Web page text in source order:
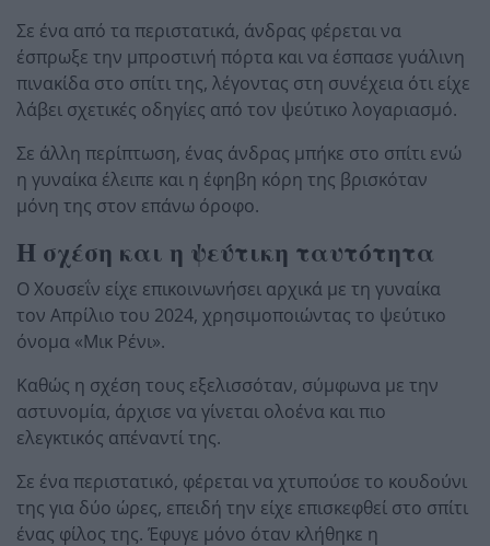
Σε ένα από τα περιστατικά, άνδρας φέρεται να
έσπρωξε την μπροστινή πόρτα και να έσπασε γυάλινη
πινακίδα στο σπίτι της, λέγοντας στη συνέχεια ότι είχε
λάβει σχετικές οδηγίες από τον ψεύτικο λογαριασμό.
Σε άλλη περίπτωση, ένας άνδρας μπήκε στο σπίτι ενώ
η γυναίκα έλειπε και η έφηβη κόρη της βρισκόταν
μόνη της στον επάνω όροφο.
Η σχέση και η ψεύτικη ταυτότητα
Ο Χουσεΐν είχε επικοινωνήσει αρχικά με τη γυναίκα
τον Απρίλιο του 2024, χρησιμοποιώντας το ψεύτικο
όνομα «Μικ Ρένι».
Καθώς η σχέση τους εξελισσόταν, σύμφωνα με την
αστυνομία, άρχισε να γίνεται ολοένα και πιο
ελεγκτικός απέναντί της.
Σε ένα περιστατικό, φέρεται να χτυπούσε το κουδούνι
της για δύο ώρες, επειδή την είχε επισκεφθεί στο σπίτι
ένας φίλος της. Έφυγε μόνο όταν κλήθηκε η